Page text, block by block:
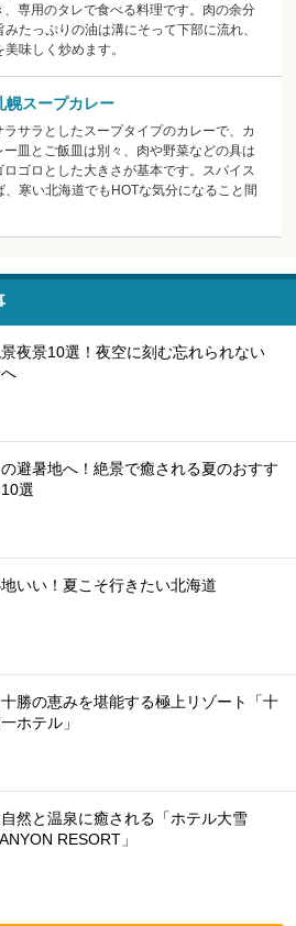
、専用のタレで食べる料理です。肉の余分
たっぷりの油は溝にそって下部に流れ、
味しく炒めます。
幌スープカレー
ラサラとしたスープタイプのカレーで、カ
ー皿とご飯皿は別々、肉や野菜などの具は
ロゴロとした大きさが基本です。スパイス
寒い北海道でもHOTな気分になること間
夜景10選！夜空に刻む忘れられない
避暑地へ！絶景で癒される夏のおすす
選
いい！夏こそ行きたい北海道
勝の恵みを堪能する極上リゾート「十
ホテル」
然と温泉に癒される「ホテル大雪
RESORT」